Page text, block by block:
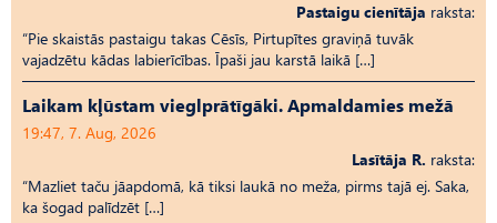
Pastaigu cienītāja raksta:
“Pie skaistās pastaigu takas Cēsīs, Pirtupītes graviņā tuvāk
vajadzētu kādas labierīcības. Īpaši jau karstā laikā […]
Laikam kļūstam vieglprātīgāki. Apmaldamies mežā
19:47, 7. Aug, 2026
Lasītāja R. raksta:
“Mazliet taču jāapdomā, kā tiksi laukā no meža, pirms tajā ej. Saka,
ka šogad palīdzēt […]